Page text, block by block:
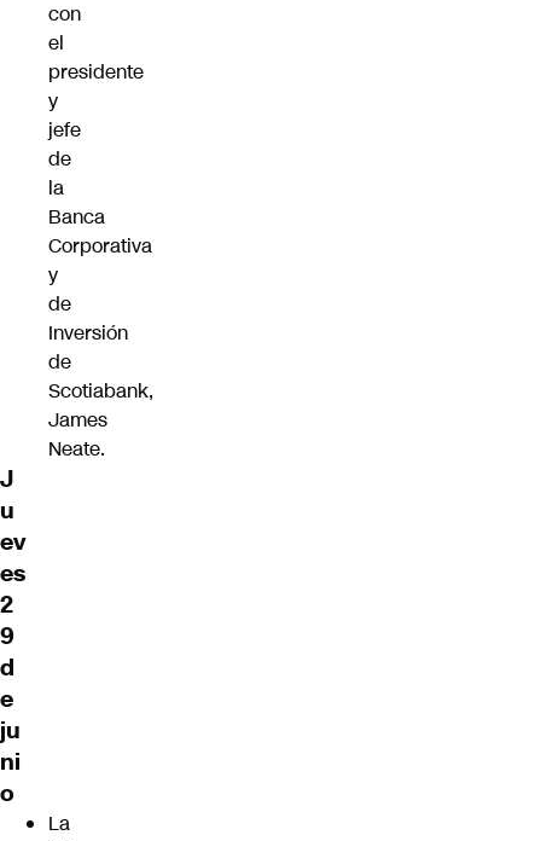
con
el
presidente
y
jefe
de
la
Banca
Corporativa
y
de
Inversión
de
Scotiabank,
James
Neate.
J
u
ev
es
2
9
d
e
ju
ni
o
La